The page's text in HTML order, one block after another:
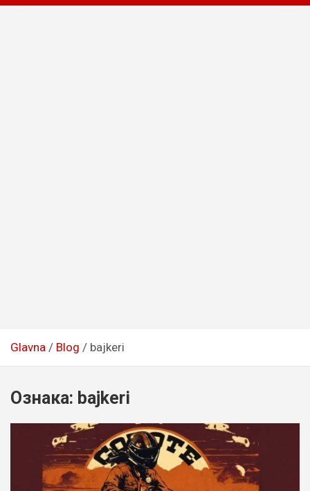
Glavna Blog bajkeri
Ознака: bajkeri